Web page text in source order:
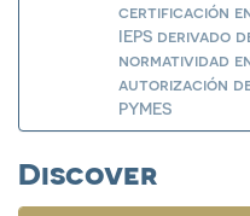
certificación
IEPS derivado
normatividad
autorización
PYMES
Discover